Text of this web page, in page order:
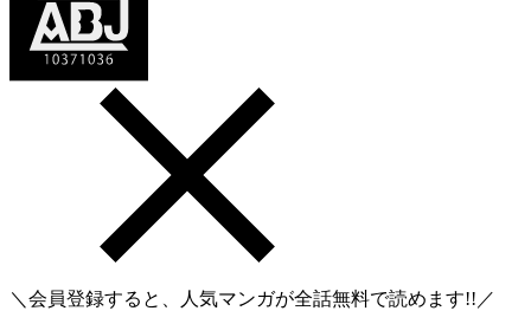
＼会員登録すると、人気マンガが全話無料で読めます!!／